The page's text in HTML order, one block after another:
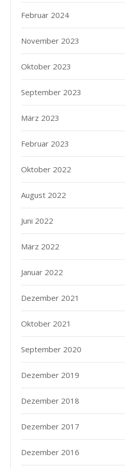
Februar 2024
November 2023
Oktober 2023
September 2023
März 2023
Februar 2023
Oktober 2022
August 2022
Juni 2022
März 2022
Januar 2022
Dezember 2021
Oktober 2021
September 2020
Dezember 2019
Dezember 2018
Dezember 2017
Dezember 2016